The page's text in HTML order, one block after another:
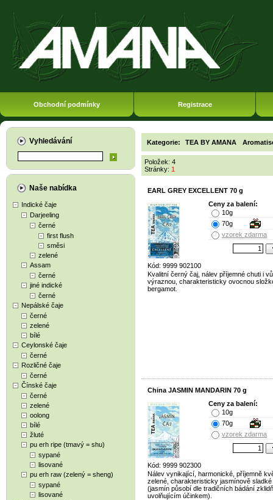
Obchodní podmínky Registrace
Vyhledávání
Naše nabídka
Indické čaje
Darjeeling
černé
first flush
směsi
zelené
Assam
černé
jiné indické
černé
Nepálské čaje
černé
zelené
bílé
Ceylonské čaje
černé
Rozličné čaje
černé
Čínské čaje
černé
zelené
oolong
bílé
žluté
pu erh ripe (tmavý = shu)
sypané
lisované
pu erh raw (zelený = sheng)
sypané
lisované
Kategorie: TEA BY AMANA
Položek: 4
Stránky: 1
EARL GREY EXCELLENT 70 g
Kód: 9999 902100
Ceny za balení:
10g
70g
vzorek zdarma
Kvalitní černý čaj, nálev příjemné chuti i
výraznou, charakteristicky ovocnou
bergamot.
China JASMIN MANDARIN 70 g
Kód: 9999 902300
Ceny za balení:
10g
70g
vzorek zdarma
Nálev vynikající, harmonické, příjemně
zelené, charakteristicky jasmínově sladké
(jasmín působí dle tradičních bádání
uvolňujícím účinkem).